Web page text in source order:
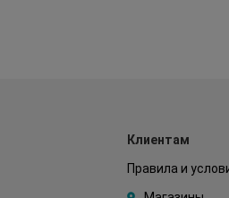
Клиентам
Правила и